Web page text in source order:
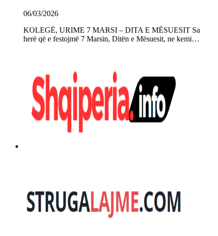
06/03/2026
KOLEGË, URIME 7 MARSI – DITA E MËSUESIT Sa
herë që e festojmë 7 Marsin, Ditën e Mësuesit, ne kemi…